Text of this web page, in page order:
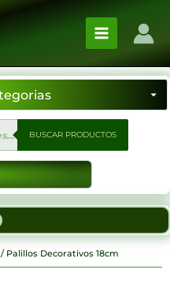
BUSCAR PRODUCTOS
/ Palillos Decorativos 18cm